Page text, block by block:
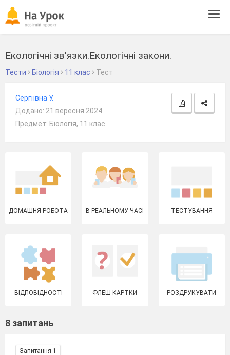
Екологічні зв'язки.Екологічні закони.
Тести Біологія 11 клас Тест
Сергіївна У.
Додано: 21 вересня 2024
Предмет: Біологія, 11 клас
ДОМАШНЯ РОБОТА В РЕАЛЬНОМУ ЧАСІ ТЕСТУВАННЯ
ВІДПОВІДНОСТІ ФЛЕШ-КАРТКИ РОЗДРУКУВАТИ
8 запитань
Запитання 1